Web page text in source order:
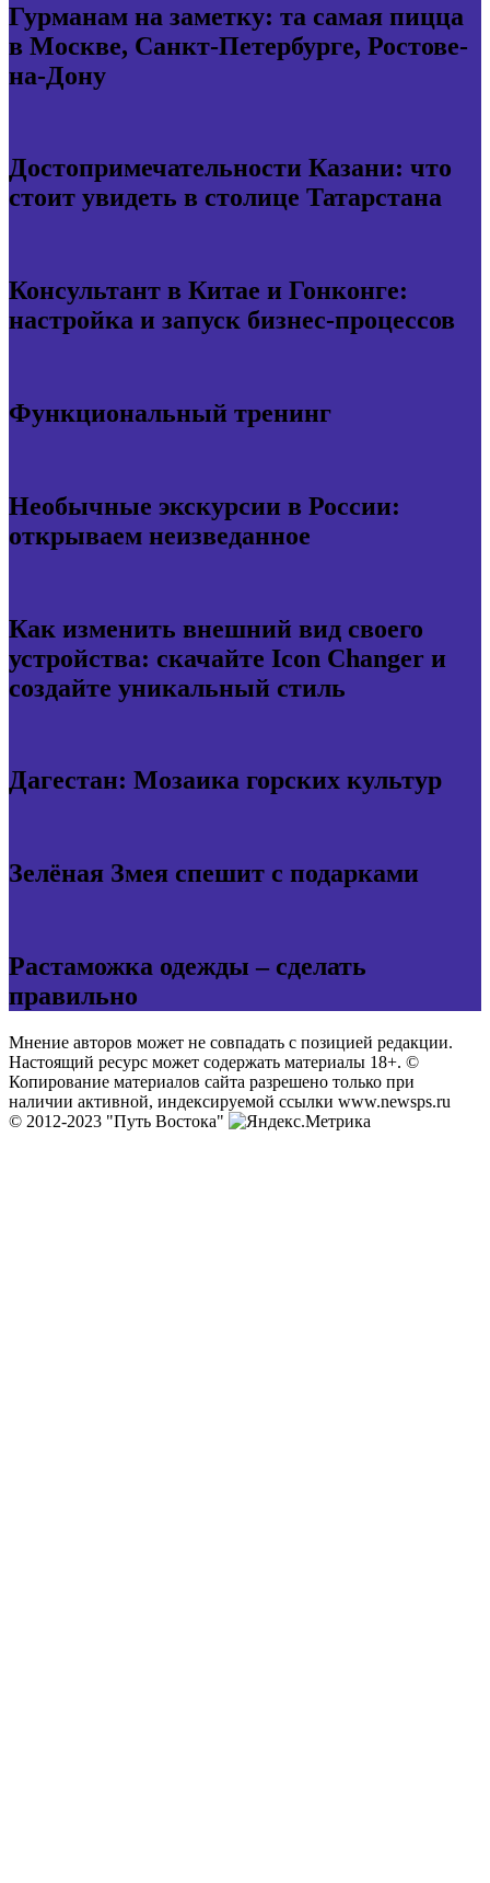
Гурманам на заметку: та самая пицца
в Москве, Санкт-Петербурге, Ростове-
на-Дону
Достопримечательности Казани: что
стоит увидеть в столице Татарстана
Консультант в Китае и Гонконге:
настройка и запуск бизнес-процессов
Функциональный тренинг
Необычные экскурсии в России:
открываем неизведанное
Как изменить внешний вид своего
устройства: скачайте Icon Changer и
создайте уникальный стиль
Дагестан: Мозаика горских культур
Зелёная Змея спешит с подарками
Растаможка одежды – сделать
правильно
Мнение авторов может не совпадать с позицией редакции.
Настоящий ресурс может содержать материалы 18+. ©
Копирование материалов сайта разрешено только при
наличии активной, индексируемой ссылки www.newsps.ru
© 2012-2023 "Путь Востока"